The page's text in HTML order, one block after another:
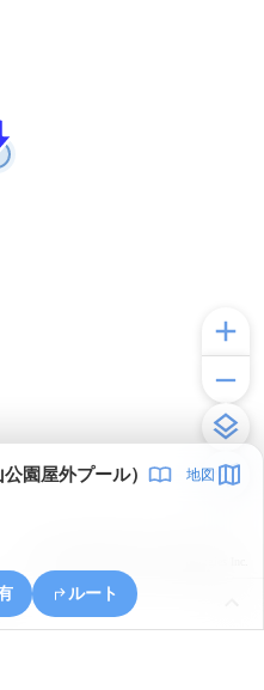
園屋外プール） 地図
ルート